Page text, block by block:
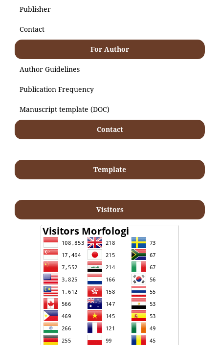
Publisher
Contact
For Author
Author Guidelines
Publication Frequency
Manuscript template (DOC)
Contact
Template
Visitors